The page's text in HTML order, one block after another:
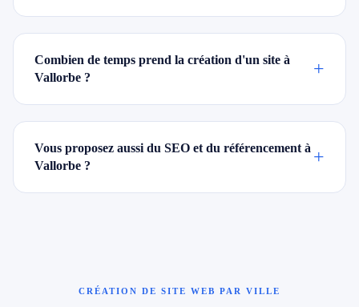
Combien de temps prend la création d'un site à
Vallorbe ?
+
Vous proposez aussi du SEO et du référencement à
Vallorbe ?
+
CRÉATION DE SITE WEB PAR VILLE